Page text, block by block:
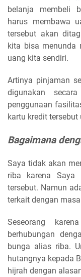
belanja membeli
harus membawa
tersebut akan
kita bisa menunda
uang kita sendiri.
Artinya pinjaman
digunakan
penggunaan
kartu kredit
Bagaimana
Saya tidak akan
riba karena
tersebut. Namun
terkait dengan
Seseorang
berhubungan
bunga alias riba.
hutangnya kepada
hijrah dengan